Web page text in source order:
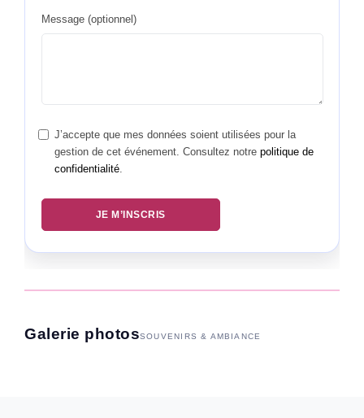
Message (optionnel)
J’accepte que mes données soient utilisées pour la
gestion de cet événement. Consultez notre politique de
confidentialité.
JE M’INSCRIS
Galerie photosSOUVENIRS & AMBIANCE